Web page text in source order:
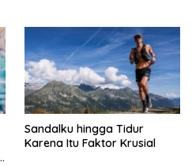
Sandalku hingga Tidur
Karena Itu Faktor Krusial